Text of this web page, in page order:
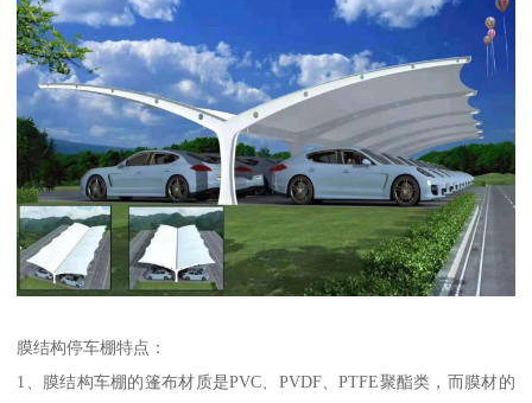
膜结构停车棚特点：
1、膜结构车棚的篷布材质是PVC、PVDF、PTFE聚酯类，而膜材的